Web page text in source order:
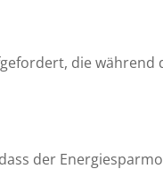
die während
der